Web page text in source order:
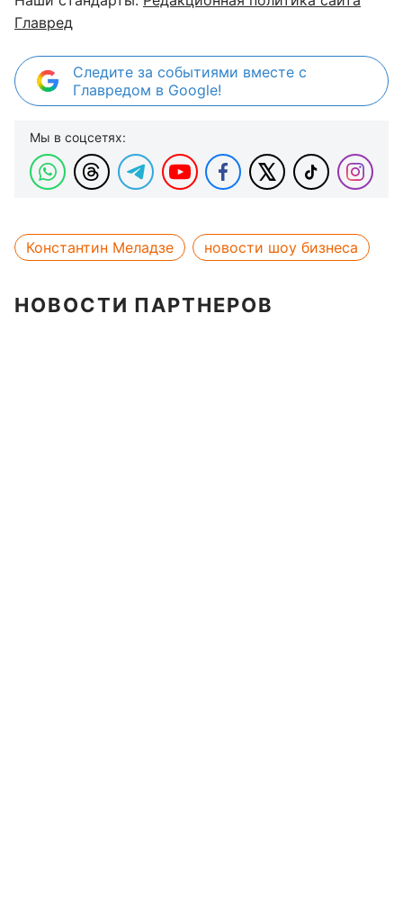
Главред
Следите за событиями вместе с
Главредом в Google!
Мы в соцсетях:
Константин Меладзе новости шоу бизнеса
НОВОСТИ ПАРТНЕРОВ